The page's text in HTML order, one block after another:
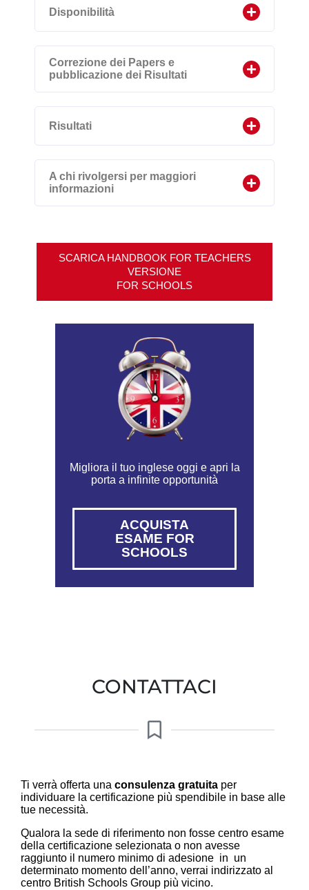
Disponibilità
Correzione dei Papers e
pubblicazione dei Risultati
Risultati
A chi rivolgersi per maggiori
informazioni
SCARICA HANDBOOK FOR TEACHERS
VERSIONE
FOR SCHOOLS
Migliora il tuo inglese oggi e apri la
porta a infinite opportunità
ACQUISTA
ESAME FOR
SCHOOLS
CONTATTACI
Ti verrà offerta una consulenza gratuita per
individuare la certificazione più spendibile in base alle
tue necessità.
Qualora la sede di riferimento non fosse centro esame
della certificazione selezionata o non avesse
raggiunto il numero minimo di adesione in un
determinato momento dell’anno, verrai indirizzato al
centro British Schools Group più vicino.